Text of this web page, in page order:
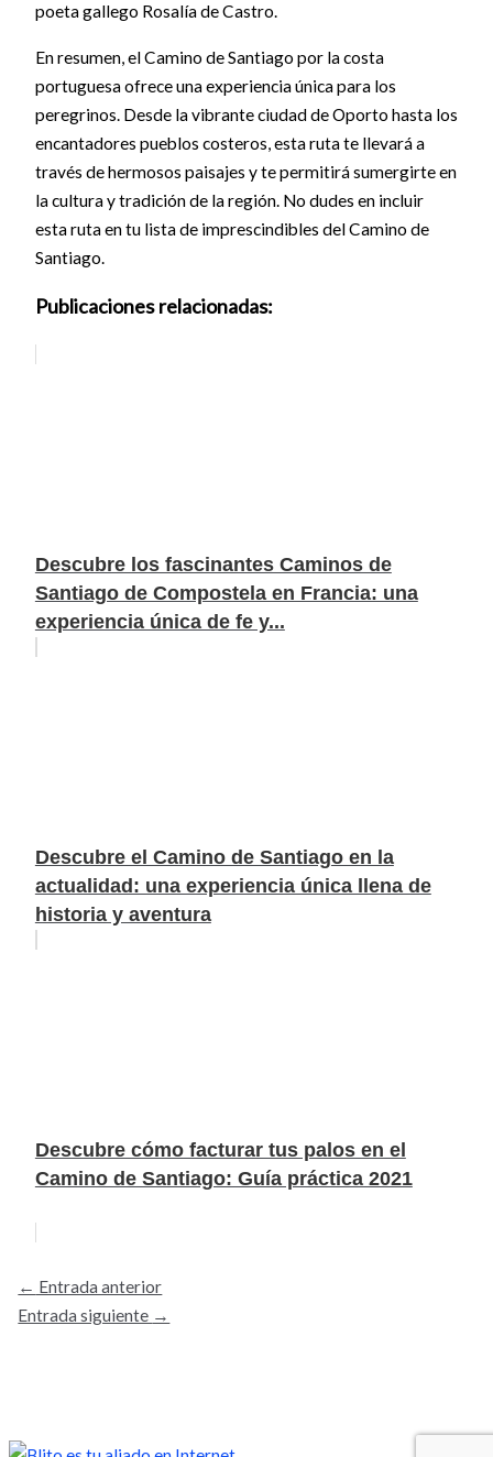
poeta gallego Rosalía de Castro.
En resumen, el Camino de Santiago por la costa
portuguesa ofrece una experiencia única para los
peregrinos. Desde la vibrante ciudad de Oporto hasta los
encantadores pueblos costeros, esta ruta te llevará a
través de hermosos paisajes y te permitirá sumergirte en
la cultura y tradición de la región. No dudes en incluir
esta ruta en tu lista de imprescindibles del Camino de
Santiago.
Publicaciones relacionadas:
Descubre los fascinantes Caminos de
Santiago de Compostela en Francia: una
experiencia única de fe y...
Descubre el Camino de Santiago en la
actualidad: una experiencia única llena de
historia y aventura
Descubre cómo facturar tus palos en el
Camino de Santiago: Guía práctica 2021
← Entrada anterior
Entrada siguiente →